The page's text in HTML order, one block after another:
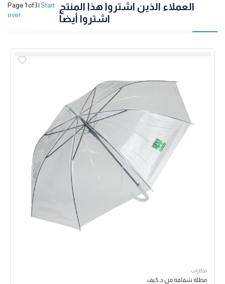
العملاء الذين اشتروا هذا المنتج
اشتروا أيضاً
Page 1 of 3| Start
over
تذكارات
مظلة شفافة من د.كيف